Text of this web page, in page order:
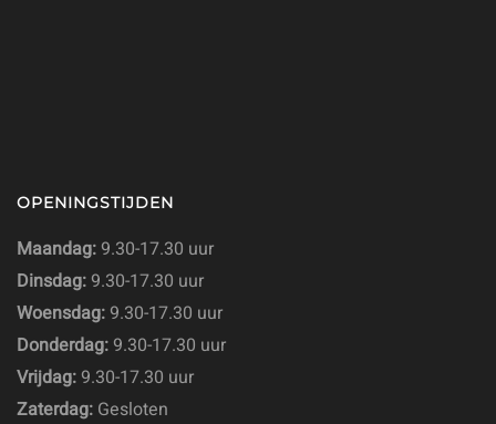
OPENINGSTIJDEN
Maandag: 9.30-17.30 uur
Dinsdag: 9.30-17.30 uur
Woensdag: 9.30-17.30 uur
Donderdag: 9.30-17.30 uur
Vrijdag: 9.30-17.30 uur
Zaterdag: Gesloten